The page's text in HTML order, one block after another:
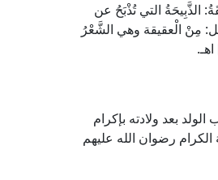
العربي): [العقيقَةُ: الذَّبِيحَةُ التي تُذْبَحُ عن
مِنْ الْعقيقة وهي الشَّعْرُ
بعد ولادته بإكرام
رضوان الله عليهم